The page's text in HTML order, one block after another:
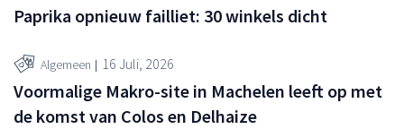
Paprika opnieuw failliet: 30 winkels dicht
Algemeen 16 Juli, 2026
Voormalige Makro-site in Machelen leeft op met
de komst van Colos en Delhaize